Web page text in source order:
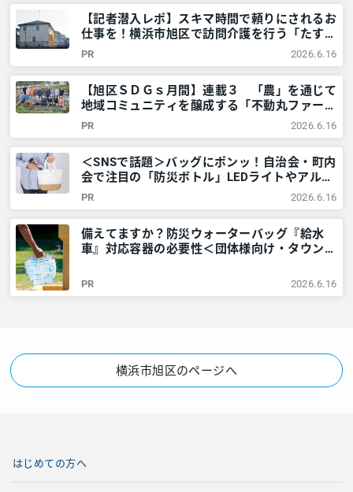
【記者潜入レポ】スキマ時間で頼りにされるお
仕事を！横浜市旭区で訪問介護を行う「たすけ
あいあさひ」でガッツリ稼ぐ！ – 神奈川・東
京多摩のご近所情報 – レアリア
PR 2026.6.16
【旭区ＳＤＧｓ月間】連載３ 「農」を通じて
地域コミュニティを醸成する「不動丸ファー
ム」を取材！ – 神奈川・東京多摩のご近所情
報 – レアリア
PR 2026.6.16
＜SNSで話題＞バッグにポンッ！自治会・町内
会で注目の「防災ボトル」LEDライトやアルミ
シートなど6点が1本に – 神奈川・東京多摩の
ご近所情報 – レアリア
PR 2026.6.16
備えてますか？防災ウォーターバッグ『給水
車』対応容器の必要性＜団体様向け・タウンニ
多摩のご近所情報 – レアリア
PR 2026.6.16
横浜市旭区のページへ
はじめての方へ